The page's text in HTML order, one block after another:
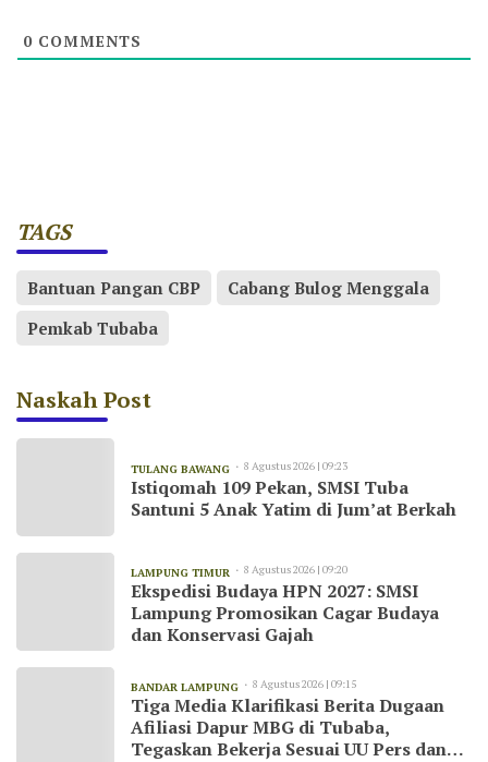
0 COMMENTS
TAGS
Bantuan Pangan CBP
Cabang Bulog Menggala
Pemkab Tubaba
Naskah Post
TULANG BAWANG 8 Agustus 2026 | 09:23
Istiqomah 109 Pekan, SMSI Tuba
Santuni 5 Anak Yatim di Jum’at Berkah
LAMPUNG TIMUR 8 Agustus 2026 | 09:20
Ekspedisi Budaya HPN 2027: SMSI
Lampung Promosikan Cagar Budaya
dan Konservasi Gajah
BANDAR LAMPUNG 8 Agustus 2026 | 09:15
Tiga Media Klarifikasi Berita Dugaan
Afiliasi Dapur MBG di Tubaba,
Tegaskan Bekerja Sesuai UU Pers dan